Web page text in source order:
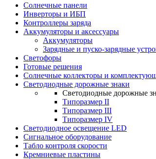
Солнечные панели
Инверторы и ИБП
Контроллеры заряда
Аккумуляторы и аксессуары
Аккумуляторы
Зарядные и пуско-зарядные
Светофоры
Готовые решения
Солнечные коллекторы и
Светодиодные дорожные знаки
Светодиодные дорожные
Типоразмер II
Типоразмер III
Типоразмер IV
Светодиодное освещение LED
Сигнальное оборудование
Табло контроля скорости
Кремниевые пластины